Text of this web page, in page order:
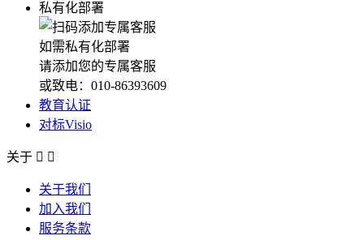
私有化部署
如需私有化部署
请添加您的专属客服
或致电：010-86393609
教育认证
对标Visio
关于  
关于我们
加入我们
服务条款